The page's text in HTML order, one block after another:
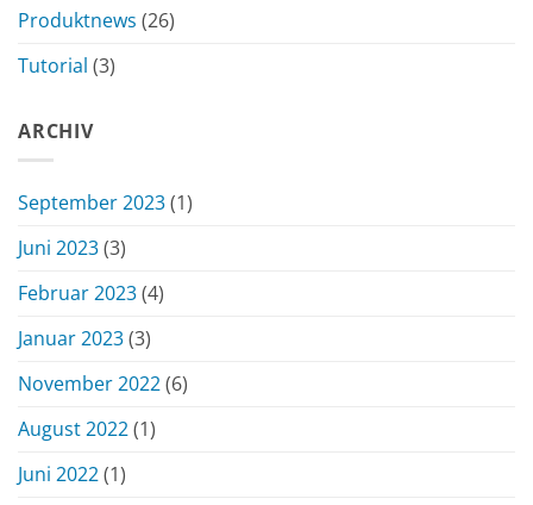
Produktnews (26)
Tutorial (3)
ARCHIV
September 2023(1)
Juni 2023(3)
Februar 2023(4)
Januar 2023(3)
November 2022(6)
August 2022(1)
Juni 2022(1)